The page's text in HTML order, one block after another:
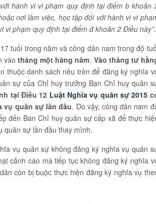
hành vi vi phạm quy định tại điểm b khoản
nơi làm việc, học tập đối với hành vi vi
phạm quy định tại điểm đ khoản 2 Điều này”.
tuổi trong năm và công dân nam trong độ
vàotháng một hàng năm. Vào tháng tư
thuộc danh sách nêu trên để đăng ký nghĩa
sự của Chỉ huy trưởng Ban Chỉ huy quân
tại Điều 12 Luật Nghĩa vụ quân sự 2015
vụ quân sự lần đầu. Do vậy, công dân nam
đến Ban Chỉ huy quân sự cấp xã để thực
quân sự lần đầu thay mình.
vụ quân sự không đăng ký nghĩa vụ quân
cảnh cáo mà tiếp tục không đăng ký nghĩa
còn bị buộc thực hiện đăng ký nghĩa vụ